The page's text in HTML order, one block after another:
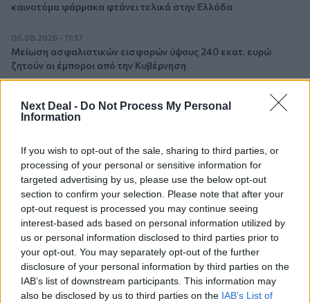
Next Deal - Do Not Process My Personal
Information
If you wish to opt-out of the sale, sharing to third parties, or
processing of your personal or sensitive information for
targeted advertising by us, please use the below opt-out
section to confirm your selection. Please note that after your
opt-out request is processed you may continue seeing
interest-based ads based on personal information utilized by
us or personal information disclosed to third parties prior to
your opt-out. You may separately opt-out of the further
disclosure of your personal information by third parties on the
IAB’s list of downstream participants. This information may
also be disclosed by us to third parties on the IAB’s List of
καινοτόμα φάρμακα φτάνει τελικά στην Ελλάδα
06.08.2026 - 11:37
Μείωση ασφαλιστικών εισφορών ύψους 240 εκατ. ευρώ
ζητούν οι έμποροι από την Κυβέρνηση
Ευρώπη: Μπορεί η κλιματική αλλαγή να οδηγήσει σε
ενεργειακή κρίση;
06.08.2026 - 09:15
Στέλιος Λιανός – INTERAMERICAN / Αθηναϊκή Γενική Κλινική
06.08.2026 - 08:40
Η γαλλική «ψήφος» στο «καλώδιο» και τα συμφέροντα, οι
ελληνικές τράπεζες «πρωταθλήτριες» στα δάνεια, νέο deal
Βαρδινογιάννη- Εξάρχου και ο διπλασιασμός των κερδών της
ΔΕΗ
05.08.2026
Randy Schekman, Νομπελίστας Ιατρικής: «Σε πέντε χρόνια